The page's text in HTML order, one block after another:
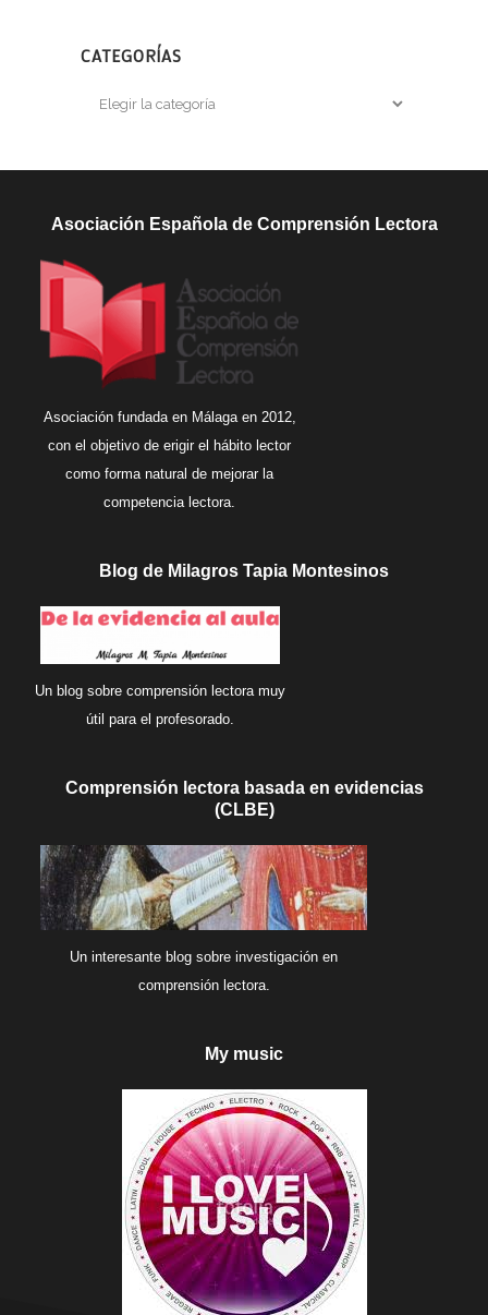
CATEGORÍAS
Categorías
Asociación Española de Comprensión Lectora
Asociación fundada en Málaga en 2012,
con el objetivo de erigir el hábito lector
como forma natural de mejorar la
competencia lectora.
Blog de Milagros Tapia Montesinos
Un blog sobre comprensión lectora muy
útil para el profesorado.
Comprensión lectora basada en evidencias
(CLBE)
Un interesante blog sobre investigación en
comprensión lectora.
My music